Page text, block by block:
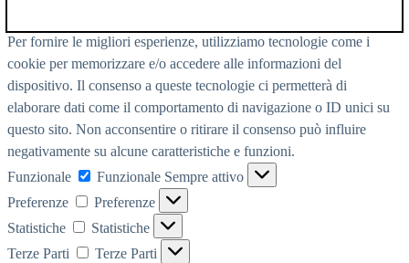
Per fornire le migliori esperienze, utilizziamo tecnologie come i
cookie per memorizzare e/o accedere alle informazioni del
dispositivo. Il consenso a queste tecnologie ci permetterà di
elaborare dati come il comportamento di navigazione o ID unici su
questo sito. Non acconsentire o ritirare il consenso può influire
negativamente su alcune caratteristiche e funzioni.
Funzionale
Funzionale Sempre attivo
Preferenze
Preferenze
Statistiche
Statistiche
Terze Parti
Terze Parti